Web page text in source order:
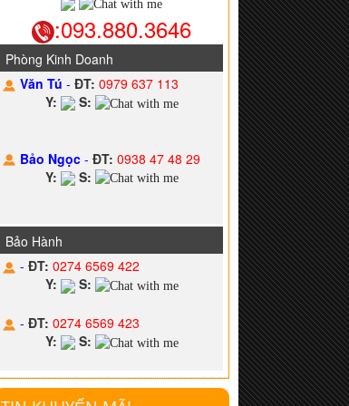
:093.880.3646
Phòng Kinh Doanh
Văn Tú-ĐT: 0979 637 113
Y:
S:
Bảo Ngọc-ĐT: 0938 47 48 29
Y:
S:
Bảo Hành
-ĐT: 0274 6569 422
Y:
S:
-ĐT: 0274 6569 423
Y:
S: